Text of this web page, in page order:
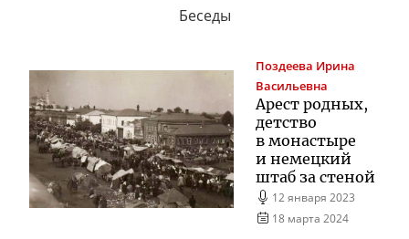
Беседы
Поздеева Ирина
Васильевна
Арест родных,
детство
в монастыре
и немецкий
штаб за стеной
12 января 2023
18 марта 2024